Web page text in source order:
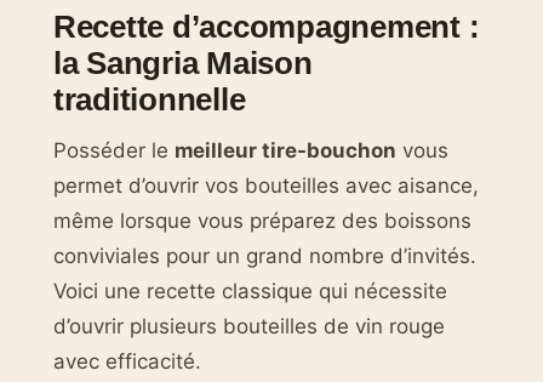
Recette d’accompagnement :
la Sangria Maison
traditionnelle
Posséder le meilleur tire-bouchon vous
permet d’ouvrir vos bouteilles avec aisance,
même lorsque vous préparez des boissons
conviviales pour un grand nombre d’invités.
Voici une recette classique qui nécessite
d’ouvrir plusieurs bouteilles de vin rouge
avec efficacité.